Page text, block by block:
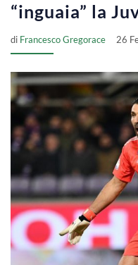
“inguaia” la
di Francesco Gregorace 26